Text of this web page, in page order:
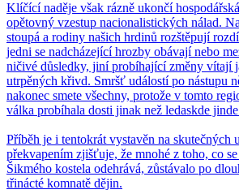
Klíčící naděje však rázně ukončí
opětovný vzestup nacionalistických nálad.
stoupá a rodiny našich hrdinů rozštěpují
jedni se nadcházející hrozby obávají nebo
ničivé důsledky, jiní probíhající změny vítají
utrpěných křivd. Smršť událostí po nástupu
nakonec smete všechny, protože v tomto
válka probíhala dosti jinak než ledaskde
Příběh je i tentokrát vystavěn na skutečných
překvapením zjišťuje, že mnohé z toho, co
Šikmého kostela odehrává, zůstávalo po
třinácté komnatě dějin.